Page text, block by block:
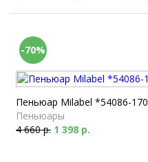
-70%
Пеньюар Milabel *54086-170
Пеньюары
4 660 р. 1 398 р.